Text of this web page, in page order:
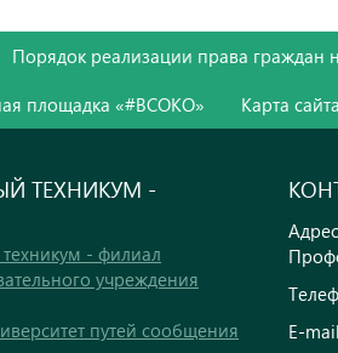
Порядок реализации права граждан
площадка «#ВСОКО» Карта сайта
ТЕХНИКУМ -
- филиал
учреждения
путей сообщения
E-